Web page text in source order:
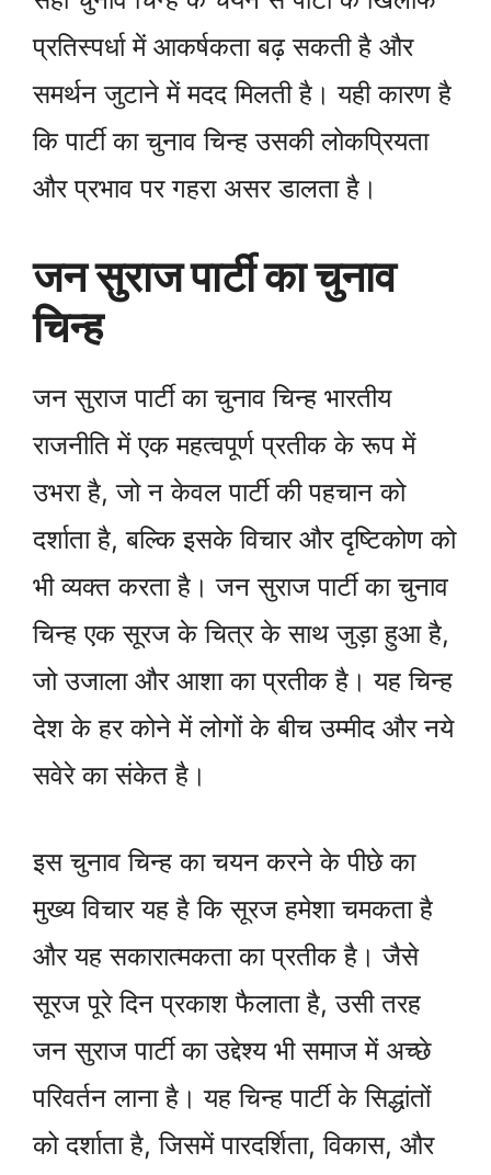
प्रतिस्पर्धा में आकर्षकता बढ़ सकती है और
समर्थन जुटाने में मदद मिलती है। यही कारण है
कि पार्टी का चुनाव चिन्ह उसकी लोकप्रियता
और प्रभाव पर गहरा असर डालता है।
जन सुराज पार्टी का चुनाव
चिन्ह
जन सुराज पार्टी का चुनाव चिन्ह भारतीय
राजनीति में एक महत्वपूर्ण प्रतीक के रूप में
उभरा है, जो न केवल पार्टी की पहचान को
दर्शाता है, बल्कि इसके विचार और दृष्टिकोण को
भी व्यक्त करता है। जन सुराज पार्टी का चुनाव
चिन्ह एक सूरज के चित्र के साथ जुड़ा हुआ है,
जो उजाला और आशा का प्रतीक है। यह चिन्ह
देश के हर कोने में लोगों के बीच उम्मीद और नये
सवेरे का संकेत है।
इस चुनाव चिन्ह का चयन करने के पीछे का
मुख्य विचार यह है कि सूरज हमेशा चमकता है
और यह सकारात्मकता का प्रतीक है। जैसे
सूरज पूरे दिन प्रकाश फैलाता है, उसी तरह
जन सुराज पार्टी का उद्देश्य भी समाज में अच्छे
परिवर्तन लाना है। यह चिन्ह पार्टी के सिद्धांतों
को दर्शाता है, जिसमें पारदर्शिता, विकास, और